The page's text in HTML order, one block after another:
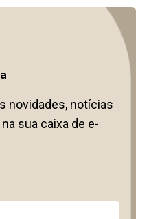
novidades, notícias
sua caixa de e-